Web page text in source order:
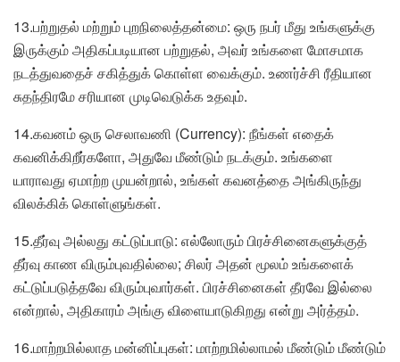
13.பற்றுதல் மற்றும் புறநிலைத்தன்மை: ஒரு நபர் மீது உங்களுக்கு
இருக்கும் அதிகப்படியான பற்றுதல், அவர் உங்களை மோசமாக
நடத்துவதைச் சகித்துக் கொள்ள வைக்கும். உணர்ச்சி ரீதியான
சுதந்திரமே சரியான முடிவெடுக்க உதவும்.
14.கவனம் ஒரு செலாவணி (Currency): நீங்கள் எதைக்
கவனிக்கிறீர்களோ, அதுவே மீண்டும் நடக்கும். உங்களை
யாராவது ஏமாற்ற முயன்றால், உங்கள் கவனத்தை அங்கிருந்து
விலக்கிக் கொள்ளுங்கள்.
15.தீர்வு அல்லது கட்டுப்பாடு: எல்லோரும் பிரச்சினைகளுக்குத்
தீர்வு காண விரும்புவதில்லை; சிலர் அதன் மூலம் உங்களைக்
கட்டுப்படுத்தவே விரும்புவார்கள். பிரச்சினைகள் தீரவே இல்லை
என்றால், அதிகாரம் அங்கு விளையாடுகிறது என்று அர்த்தம்.
16.மாற்றமில்லாத மன்னிப்புகள்: மாற்றமில்லாமல் மீண்டும் மீண்டும்